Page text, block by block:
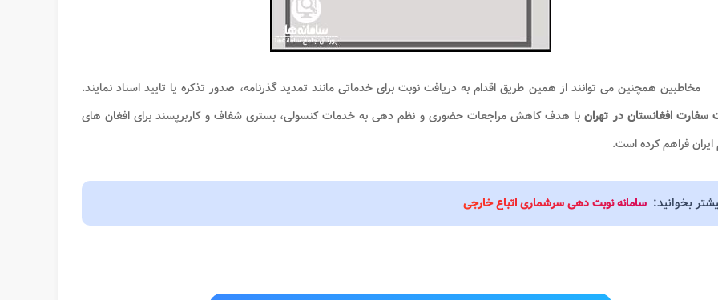
مخاطبین همچنین می توانند از همین طریق اقدام به دریافت نوبت برای خدماتی مانند تمدید گذرنامه، صدور تذکره یا تایید اسناد نمایند.
سفارت افغانستان در تهران با هدف کاهش مراجعات حضوری و نظم دهی به خدمات کنسولی، بستری شفاف و کاربرپسند برای افغان های
فراهم کرده است.
بخوانید: سامانه نوبت دهی سرشماری اتباع خارجی